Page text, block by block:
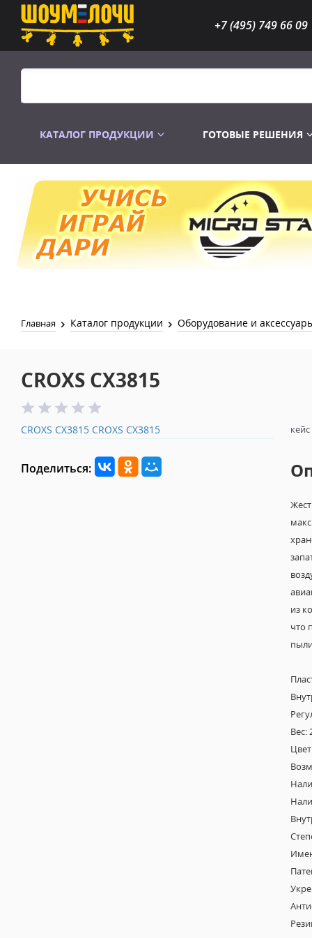
+7 (495) 749 66 09
КАТАЛОГ ПРОДУКЦИИ
Распродажа Лампы
ГОТОВЫЕ РЕШЕНИЯ
Главная Каталог продукции Оборудование и
CROXS CX3815
CROXS CX3815 CROXS CX3815
Поделиться:
из
что
Вес: